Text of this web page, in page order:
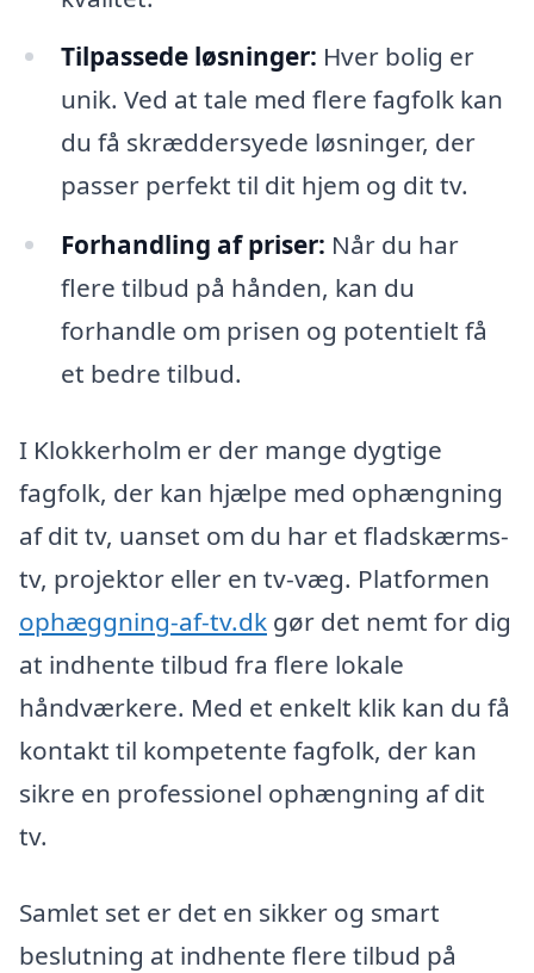
Tilpassede løsninger: Hver bolig er
unik. Ved at tale med flere fagfolk kan
du få skræddersyede løsninger, der
passer perfekt til dit hjem og dit tv.
Forhandling af priser: Når du har
flere tilbud på hånden, kan du
forhandle om prisen og potentielt få
et bedre tilbud.
I Klokkerholm er der mange dygtige
fagfolk, der kan hjælpe med ophængning
af dit tv, uanset om du har et fladskærms-
tv, projektor eller en tv-væg. Platformen
ophæggning-af-tv.dk gør det nemt for dig
at indhente tilbud fra flere lokale
håndværkere. Med et enkelt klik kan du få
kontakt til kompetente fagfolk, der kan
sikre en professionel ophængning af dit
tv.
Samlet set er det en sikker og smart
beslutning at indhente flere tilbud på